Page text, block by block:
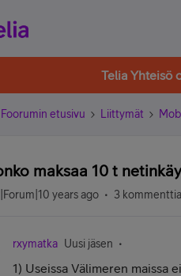
Telia Yhteisö
Foorumin etusivu Liittymät
maksaa 10 t
years ago 3 kommenttia
rxymatka Uusi jäsen
1) Useissa Välimeren maissa